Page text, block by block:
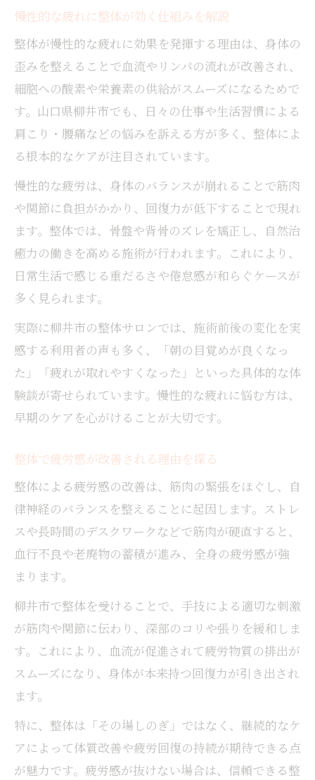
慢性的な疲れに整体が効く仕組みを解説
整体が慢性的な疲れに効果を発揮する理由は、身体の
歪みを整えることで血流やリンパの流れが改善され、
細胞への酸素や栄養素の供給がスムーズになるためで
す。山口県柳井市でも、日々の仕事や生活習慣による
肩こり・腰痛などの悩みを訴える方が多く、整体によ
る根本的なケアが注目されています。
慢性的な疲労は、身体のバランスが崩れることで筋肉
や関節に負担がかかり、回復力が低下することで現れ
ます。整体では、骨盤や背骨のズレを矯正し、自然治
癒力の働きを高める施術が行われます。これにより、
日常生活で感じる重だるさや倦怠感が和らぐケースが
多く見られます。
実際に柳井市の整体サロンでは、施術前後の変化を実
感する利用者の声も多く、「朝の目覚めが良くなっ
た」「疲れが取れやすくなった」といった具体的な体
験談が寄せられています。慢性的な疲れに悩む方は、
早期のケアを心がけることが大切です。
整体で疲労感が改善される理由を探る
整体による疲労感の改善は、筋肉の緊張をほぐし、自
律神経のバランスを整えることに起因します。ストレ
スや長時間のデスクワークなどで筋肉が硬直すると、
血行不良や老廃物の蓄積が進み、全身の疲労感が強
まります。
柳井市で整体を受けることで、手技による適切な刺激
が筋肉や関節に伝わり、深部のコリや張りを緩和しま
す。これにより、血流が促進されて疲労物質の排出が
スムーズになり、身体が本来持つ回復力が引き出され
ます。
特に、整体は「その場しのぎ」ではなく、継続的なケ
アによって体質改善や疲労回復の持続が期待できる点
が魅力です。疲労感が抜けない場合は、信頼できる整